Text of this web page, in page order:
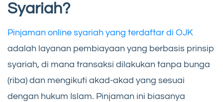
Syariah?
Pinjaman online syariah yang terdaftar di OJK
adalah layanan pembiayaan yang berbasis prinsip
syariah, di mana transaksi dilakukan tanpa bunga
(riba) dan mengikuti akad-akad yang sesuai
dengan hukum Islam. Pinjaman ini biasanya